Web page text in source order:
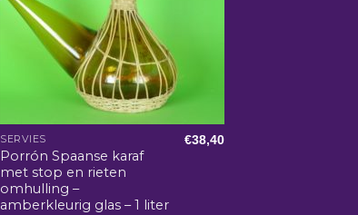
SERVIES
Porrón Spaanse karaf
met stop en rieten
omhulling –
amberkleurig glas – 1 liter
€38,40